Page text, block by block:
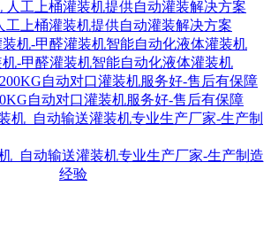
工上桶灌装机提供自动灌装解决方案
-甲醛灌装机智能自动化液体灌装机
自动对口灌装机服务好-售后有保障
_自动输送灌装机专业生产厂家-生产制造
经验